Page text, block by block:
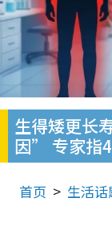
生得矮更长
因” 专家指
首页 生活话